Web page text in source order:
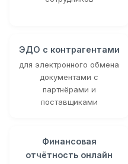
ЭДО с контрагентами
для электронного обмена
документами с
партнёрами и
поставщиками
Финансовая
отчётность онлайн